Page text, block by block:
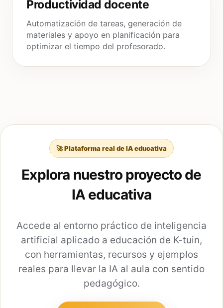
Productividad docente
Automatización de tareas, generación de
materiales y apoyo en planificación para
optimizar el tiempo del profesorado.
🚀 Plataforma real de IA educativa
Explora nuestro proyecto de
IA educativa
Accede al entorno práctico de inteligencia
artificial aplicado a educación de K-tuin,
con herramientas, recursos y ejemplos
reales para llevar la IA al aula con sentido
pedagógico.